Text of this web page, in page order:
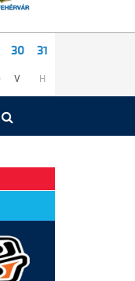
30
V
31
H